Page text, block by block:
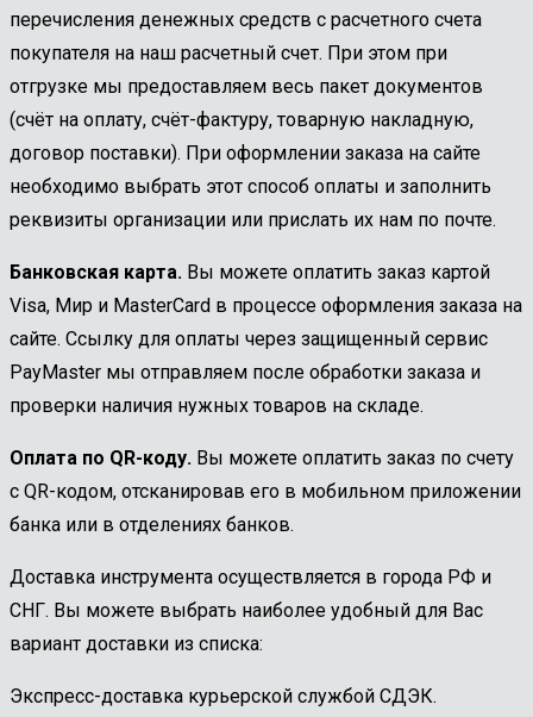
перечисления денежных средств с расчетного счета
покупателя на наш расчетный счет. При этом при
отгрузке мы предоставляем весь пакет документов
(счёт на оплату, счёт-фактуру, товарную накладную,
договор поставки). При оформлении заказа на сайте
необходимо выбрать этот способ оплаты и заполнить
реквизиты организации или прислать их нам по почте.
Банковская карта. Вы можете оплатить заказ картой
Visa, Мир и MasterCard в процессе оформления заказа на
сайте. Ссылку для оплаты через защищенный сервис
PayMaster мы отправляем после обработки заказа и
проверки наличия нужных товаров на складе.
Оплата по QR-коду. Вы можете оплатить заказ по счету
с QR-кодом, отсканировав его в мобильном приложении
банка или в отделениях банков.
Доставка инструмента осуществляется в города РФ и
СНГ. Вы можете выбрать наиболее удобный для Вас
вариант доставки из списка:
Экспресс-доставка курьерской службой СДЭК.